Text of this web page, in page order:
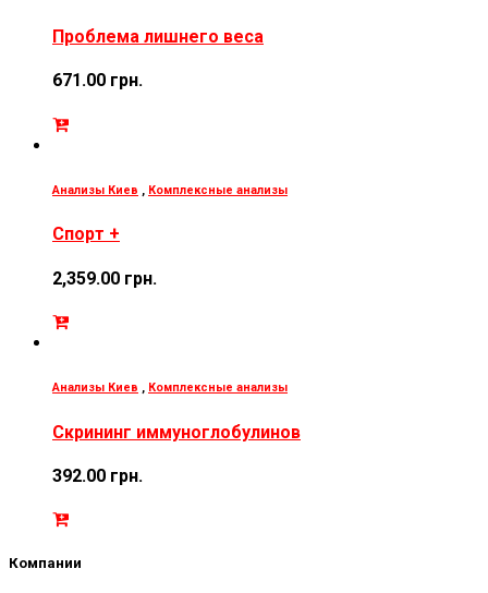
Проблема лишнего веса
671.00 грн.
Анализы Киев Комплексные анализы
Спорт +
2,359.00 грн.
Анализы Киев , Комплексные анализы
Скрининг иммуноглобулинов
392.00 грн.
Компании